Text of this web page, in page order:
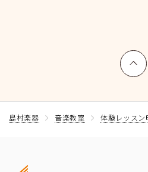
上へ戻
島村楽器 音楽教室 体験レッスン